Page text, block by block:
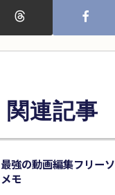
関連記事
最強の動画編集フリー
メモ